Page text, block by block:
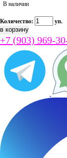
В наличии
Количество: уп.
+7 (903) 969-